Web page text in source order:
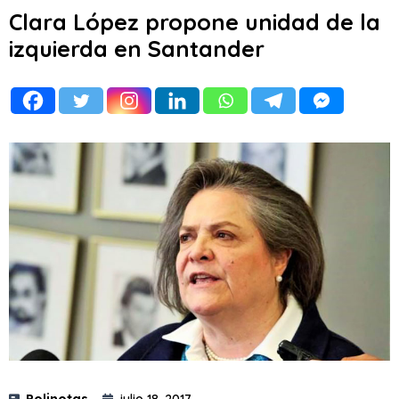
Clara López propone unidad de la
izquierda en Santander